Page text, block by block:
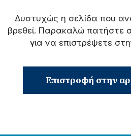
Δυστυχώς η σελίδα που
βρεθεί. Παρακαλώ πατήστε
για να επιστρέψετε
Επιστροφή στην